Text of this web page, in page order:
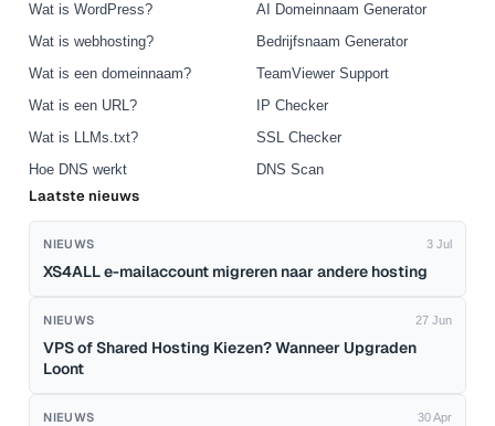
Wat is WordPress?
Wat is webhosting?
Wat is een domeinnaam?
Wat is een URL?
Wat is LLMs.txt?
Hoe DNS werkt
AI Domeinnaam Generator
Bedrijfsnaam Generator
TeamViewer Support
IP Checker
SSL Checker
DNS Scan
Laatste nieuws
NIEUWS 3 Jul
XS4ALL e-mailaccount migreren naar andere hosting
NIEUWS 27 Jun
VPS of Shared Hosting Kiezen? Wanneer Upgraden
Loont
NIEUWS 30 Apr